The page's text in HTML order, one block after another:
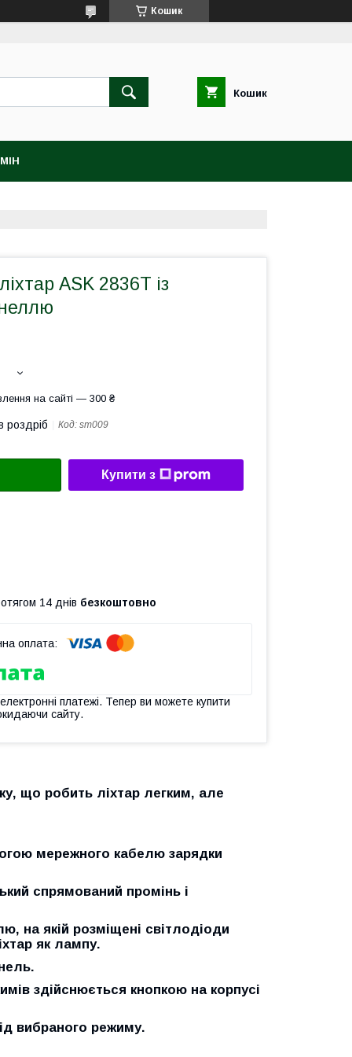
Кошик
Кошик
ASK 2836T із
на сайті — 300 ₴
роздріб Код: sm009
Купити з
14 днів безкоштовно
платежі. Тепер ви можете купити
сайту.
що робить ліхтар легким, але
мережного кабелю зарядки
спрямований промінь і
на якій розміщені світлодіоди
як лампу.
здійснюється кнопкою на корпусі
вибраного режиму.